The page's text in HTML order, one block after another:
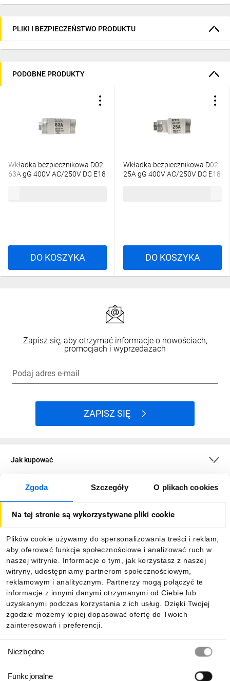
Zgoda Szczegóły O plikach cookies
Na tej stronie są wykorzystywane pliki cookie
Plików cookie używamy do spersonalizowania treści i reklam,
aby oferować funkcje społecznościowe i analizować ruch w
naszej witrynie. Informacje o tym, jak korzystasz z naszej
witryny, udostępniamy partnerom społecznościowym,
reklamowym i analitycznym. Partnerzy mogą połączyć te
informacje z innymi danymi otrzymanymi od Ciebie lub
uzyskanymi podczas korzystania z ich usług. Dzięki Twojej
zgodzie możemy lepiej dopasować ofertę do Twoich
zainteresowań i preferencji.
zgody
Niezbędne
Funkcjonalne
PLIKI I BEZPIECZEŃSTWO PRODUKTU
PODOBNE PRODUKTY
Wkładka bezpiecznikowa D02
63A gG 400V AC/250V DC E18
DO KOSZYKA
Wkładka bezpiecznikowa D02
25A gG 400V AC/250V DC E18
DO KOSZYKA
Zapisz się, aby otrzymać informacje o nowościach,
promocjach i wyprzedażach
Podaj adres e-mail
ZAPISZ SIĘ
Jak kupować
O firmie
Informacje
Pobierz naszą aplikację mobilną: